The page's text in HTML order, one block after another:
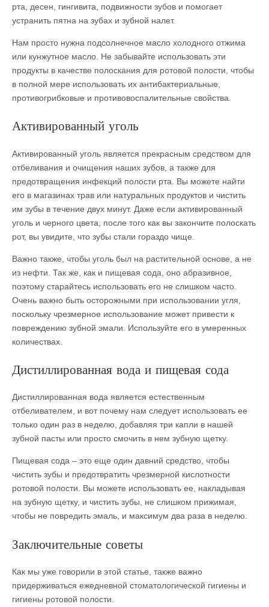
рта, десен, гингивита, подвижности зубов и помогает
устранить пятна на зубах и зубной налет.
Нам просто нужна подсолнечное масло холодного отжима
или кунжутное масло. Не забывайте использовать эти
продукты в качестве полоскания для ротовой полости, чтобы
в полной мере использовать их антибактериальные,
противогрибковые и противовоспалительные свойства.
Активированный уголь
Активированный уголь является прекрасным средством для
отбеливания и очищения наших зубов, а также для
предотвращения инфекций полости рта. Вы можете найти
его в магазинах трав или натуральных продуктов и чистить
им зубы в течение двух минут. Даже если активированный
уголь и черного цвета, после того как вы закончите полоскать
рот, вы увидите, что зубы стали гораздо чище.
Важно также, чтобы уголь был на растительной основе, а не
из нефти. Так же, как и пищевая сода, оно абразивное,
поэтому старайтесь использовать его не слишком часто.
Очень важно быть осторожными при использовании угля,
поскольку чрезмерное использование может привести к
повреждению зубной эмали. Используйте его в умеренных
количествах.
Дистиллированная вода и пищевая сода
Дистиллированная вода является естественным
отбеливателем, и вот почему нам следует использовать ее
только один раз в неделю, добавляя три капли в нашей
зубной пасты или просто смочить в нем зубную щетку.
Пищевая сода – это еще один давний средство, чтобы
чистить зубы и предотвратить чрезмерной кислотности
ротовой полости. Вы можете использовать ее, накладывая
на зубную щетку, и чистить зубы, не слишком прижимая,
чтобы не повредить эмаль, и максимум два раза в неделю.
Заключительные советы
Как мы уже говорили в этой статье, также важно
придерживаться ежедневной стоматологической гигиены и
гигиены ротовой полости.